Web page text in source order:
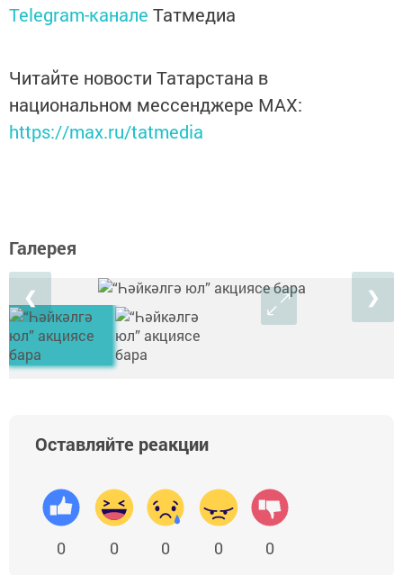
Telegram-канале Татмедиа
Читайте новости Татарстана в
национальном мессенджере MАХ:
https://max.ru/tatmedia
Галерея
❮ ❯
Оставляйте реакции
0 0 0 0 0